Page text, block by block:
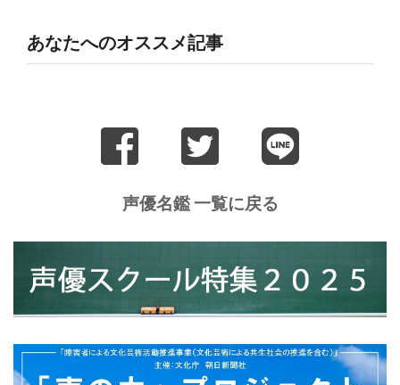
あなたへのオススメ記事
声優名鑑 一覧に戻る